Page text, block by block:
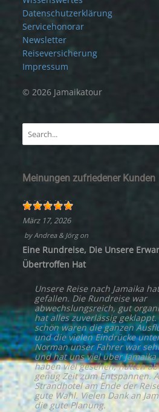
Datenschutzerklärung
Servicehonorar
Newsletter
Reiseversicherung
Impressum
© 2026 Jamaikatour
Meinungen zufriedener Kunden
März 17, 2026
byAndrea & Jörgon
Eine Rundreise, Die Unsere
Übertroffen Hat
Unsere Reise nach Jamaika
gefallen. Die Rundreise war
abwechslungsreich, gut
hat alles zuverlässig geklappt.
schön waren die ganzen
und die vielen Eindrücke
Norman unser Fahrer war
und hat uns viel über
haben viel gesehen, hatten
genug Zeit zum Entspannen.
Strandhotel am Ende der
gute Wahl. Vielen Dank an
die gute Planung.